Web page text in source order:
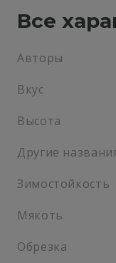
Все
Авторы
Вкус
Высота
Другие
Зимостойкость
Мякоть
Обрезка